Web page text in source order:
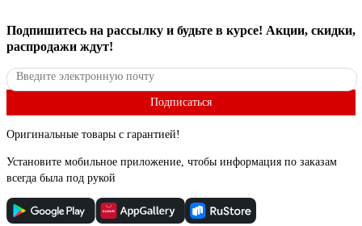
Подпишитесь на рассылку и будьте в курсе! Акции, скидки,
распродажи ждут!
Подписаться
Оригинальные товары с гарантией!
Установите мобильное приложение, чтобы информация по заказам
всегда была под рукой